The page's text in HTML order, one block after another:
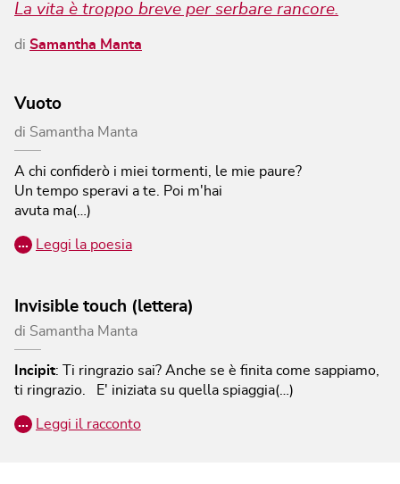
La vita è troppo breve per serbare rancore.
di Samantha Manta
Vuoto
di Samantha Manta
A chi confiderò i miei tormenti, le mie paure?
Un tempo speravi a te. Poi m'hai
avuta ma(…)
… Leggi la poesia
Invisible touch (lettera)
di Samantha Manta
Incipit:
Ti ringrazio sai? Anche se è finita come sappiamo,
ti ringrazio. E' iniziata su quella spiaggia(…)
… Leggi il racconto